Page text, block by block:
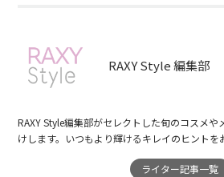
RAXY Style 編集部
RAXY Style編集部がセレクトした旬のコスメ
けします。いつもより輝けるキレイのヒント
ライター記事一覧